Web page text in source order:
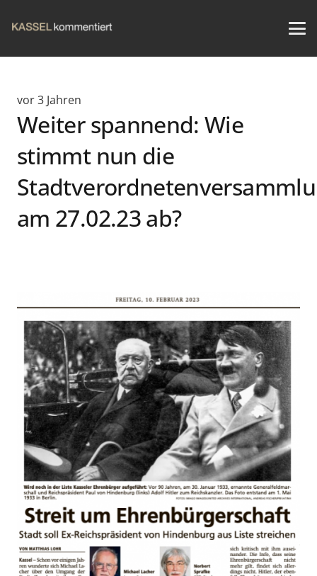
vor 3 Jahren
Weiter spannend: Wie
stimmt nun die
am 27.02.23 ab?